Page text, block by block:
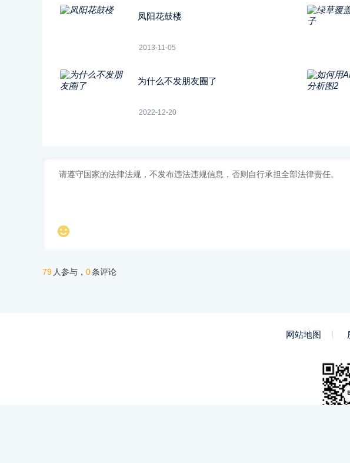
凤阳花鼓楼
2013-11-05
为什么不发朋友圈了
2022-12-20

79 人参与， 0条评论
网站地图